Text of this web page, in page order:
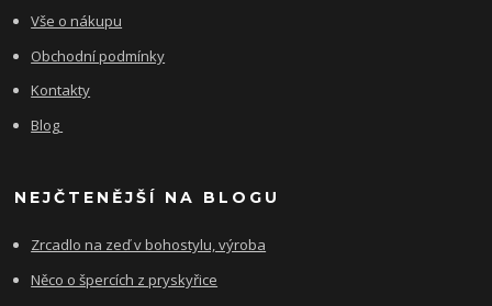
Vše o nákupu
Obchodní podmínky
Kontakty
Blog
NEJČTENĚJŠÍ NA BLOGU
Zrcadlo na zeď v bohostylu, výroba
Něco o špercích z pryskyřice